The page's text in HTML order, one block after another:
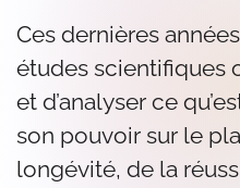
Ces dernières
études scientifiques
et d’analyser ce
son pouvoir sur le
longévité, de la